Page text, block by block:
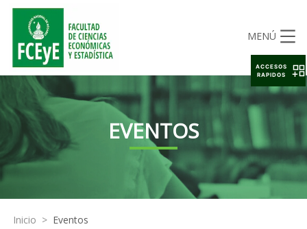
MENÚ
EVENTOS
Inicio > Eventos
ACCESOS
RAPIDOS